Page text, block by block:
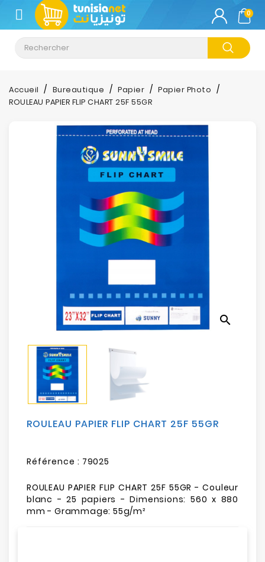
CATÉGORIE
Climatisation
Informatique
Bureautique
Sécurité
Mobilités
0
Accueil Bureautique Papier
Papier Photo
ROULEAU PAPIER FLIP CHART 25F 55GR
search
ROULEAU PAPIER FLIP CHART 25F 55GR
Référence : 79025
ROULEAU PAPIER FLIP CHART 25F 55GR - Couleur
blanc - 25 papiers - Dimensions: 560 x 880
mm - Grammage: 55g/m²